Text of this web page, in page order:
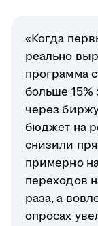
«Когда
реально
программа
больше 15%
через
бюджет на
снизили
примерно
переходов
раза, а
опросах